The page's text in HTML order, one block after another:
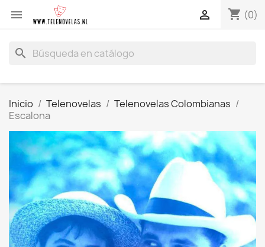
 shopping_cart (0)

search
Inicio Telenovelas
Telenovelas Colombianas
Escalona